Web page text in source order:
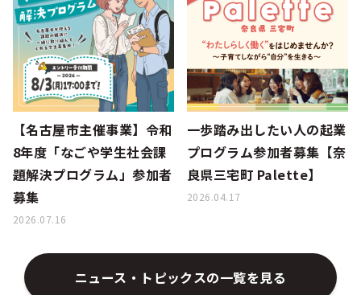
【名古屋市主催事業】令和
8年度「なごや学生社会課
題解決プログラム」参加者
募集
2026.07.16
一歩踏み出したい人の起業
プログラム参加者募集【奈
良県三宅町 Palette】
2026.04.17
ニュース・トピックスの一覧を見る